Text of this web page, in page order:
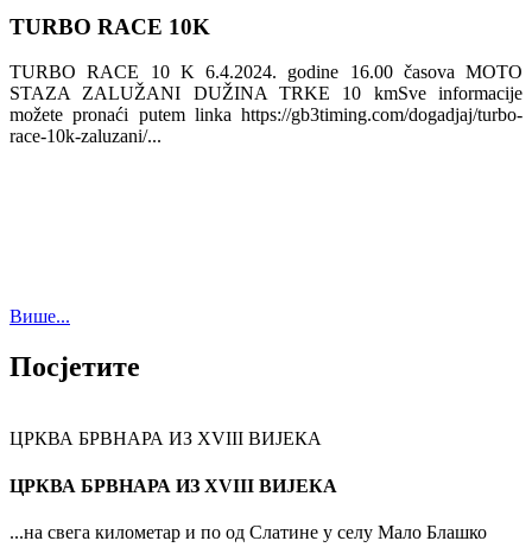
TURBO RACE 10K
TURBO RACE 10 K 6.4.2024. godine 16.00 časova MOTO
STAZA ZALUŽANI DUŽINA TRKE 10 kmSve informacije
možete pronaći putem linka https://gb3timing.com/dogadjaj/turbo-
race-10k-zaluzani/...
Више...
Посјетите
ЦРКВА БРВНАРА ИЗ XVIII ВИЈЕКА
ЦРКВА БРВНАРА ИЗ XVIII ВИЈЕКА
...на свега километар и по од Слатине у селу Мало Блашко